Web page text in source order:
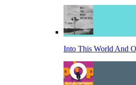
Into This World And